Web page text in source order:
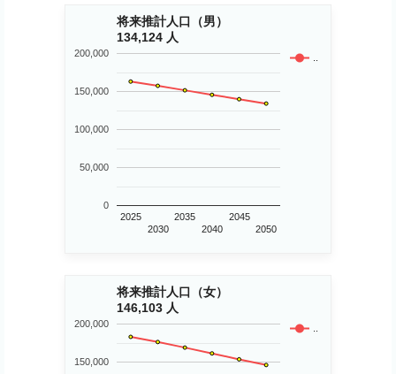
将来推計人口（男）
134,124 人
..
2025
2030
2035
2040
2045
2050
0
50,000
100,000
150,000
200,000
将来推計人口（女）
146,103 人
..
150,000
200,000